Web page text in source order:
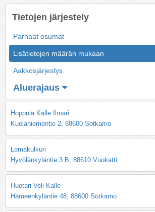
Tietojen järjestely
Parhaat osumat
Lisätietojen määrän mukaan
Aakkosjärjestys
Aluerajaus
Hoppula Kalle Ilmari
Kuolaniementie 2, 88600 Sotkamo
Lomakulkuri
Hyvölänkyläntie 3 B, 88610 Vuokatti
Huotari Veli Kalle
Hämeenkyläntie 48, 88600 Sotkamo